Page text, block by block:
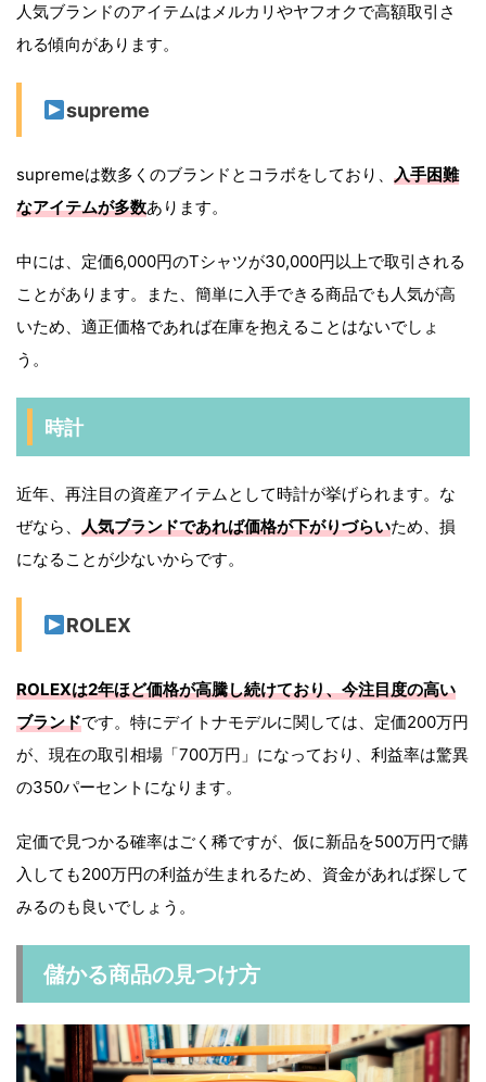
人気ブランドのアイテムはメルカリやヤフオクで高額取引さ
れる傾向があります。
supreme
supremeは数多くのブランドとコラボをしており、 入手困難
なアイテムが多数あります。
中には、定価6,000円のTシャツが30,000円以上で取引される
ことがあります。また、簡単に入手できる商品でも人気が高
いため、適正価格であれば在庫を抱えることはないでしょ
う。
時計
近年、再注目の資産アイテムとして時計が挙げられます。な
ぜなら、 人気ブランドであれば価格が下がりづらいため、損
になることが少ないからです。
ROLEX
ROLEXは2年ほど価格が高騰し続けており、今注目度の高い
ブランドです。特にデイトナモデルに関しては、定価200万円
が、現在の取引相場「700万円」になっており、利益率は驚異
の350パーセントになります。
定価で見つかる確率はごく稀ですが、仮に新品を500万円で購
入しても200万円の利益が生まれるため、資金があれば探して
みるのも良いでしょう。
儲かる商品の見つけ方